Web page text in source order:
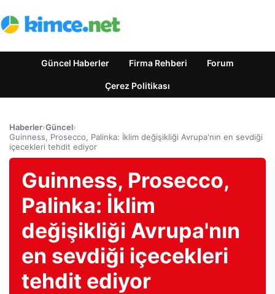
Güncel Haberler Firma Rehberi Forum
Çerez Politikası
Haberler›Güncel›
Guinness, Prosecco, Palinka: İklim değişikliği Avrupa'nın en sevdiği
içecekleri tehdit ediyor
Guinness, Prosecco,
Palinka: İklim
değişikliği Avrupa'nın
en sevdiği içecekleri
tehdit ediyor